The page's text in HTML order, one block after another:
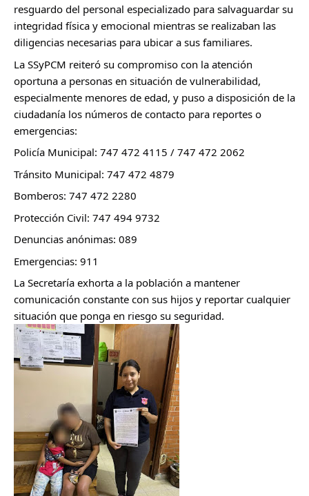
resguardo del personal especializado para salvaguardar su
integridad física y emocional mientras se realizaban las
diligencias necesarias para ubicar a sus familiares.
La SSyPCM reiteró su compromiso con la atención
oportuna a personas en situación de vulnerabilidad,
especialmente menores de edad, y puso a disposición de la
ciudadanía los números de contacto para reportes o
emergencias:
Policía Municipal: 747 472 4115 / 747 472 2062
Tránsito Municipal: 747 472 4879
Bomberos: 747 472 2280
Protección Civil: 747 494 9732
Denuncias anónimas: 089
Emergencias: 911
La Secretaría exhorta a la población a mantener
comunicación constante con sus hijos y reportar cualquier
situación que ponga en riesgo su seguridad.